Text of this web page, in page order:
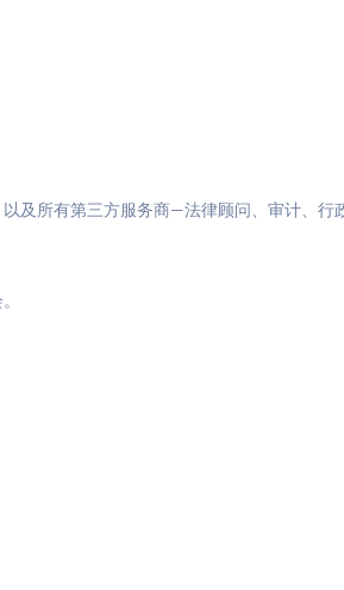
及所有第三方服务商—法律顾问、审计、行